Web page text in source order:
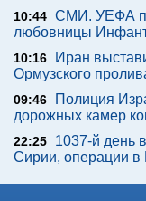
10:44 СМИ. УЕФА
любовницы
10:16
Иран
Ормузского
09:46
Полиция
дорожных камер
22:25
1037-й день
Сирии, операции